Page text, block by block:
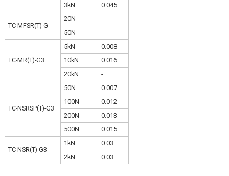
3kN
0.045
TC-MFSR(T)-G
20N
-
50N
-
TC-MR(T)-G3
5kN
0.008
10kN
0.016
20kN
-
TC-NSRSP(T)-G3
50N
0.007
100N
0.012
200N
0.013
500N
0.015
TC-NSR(T)-G3
1kN
0.03
2kN
0.03